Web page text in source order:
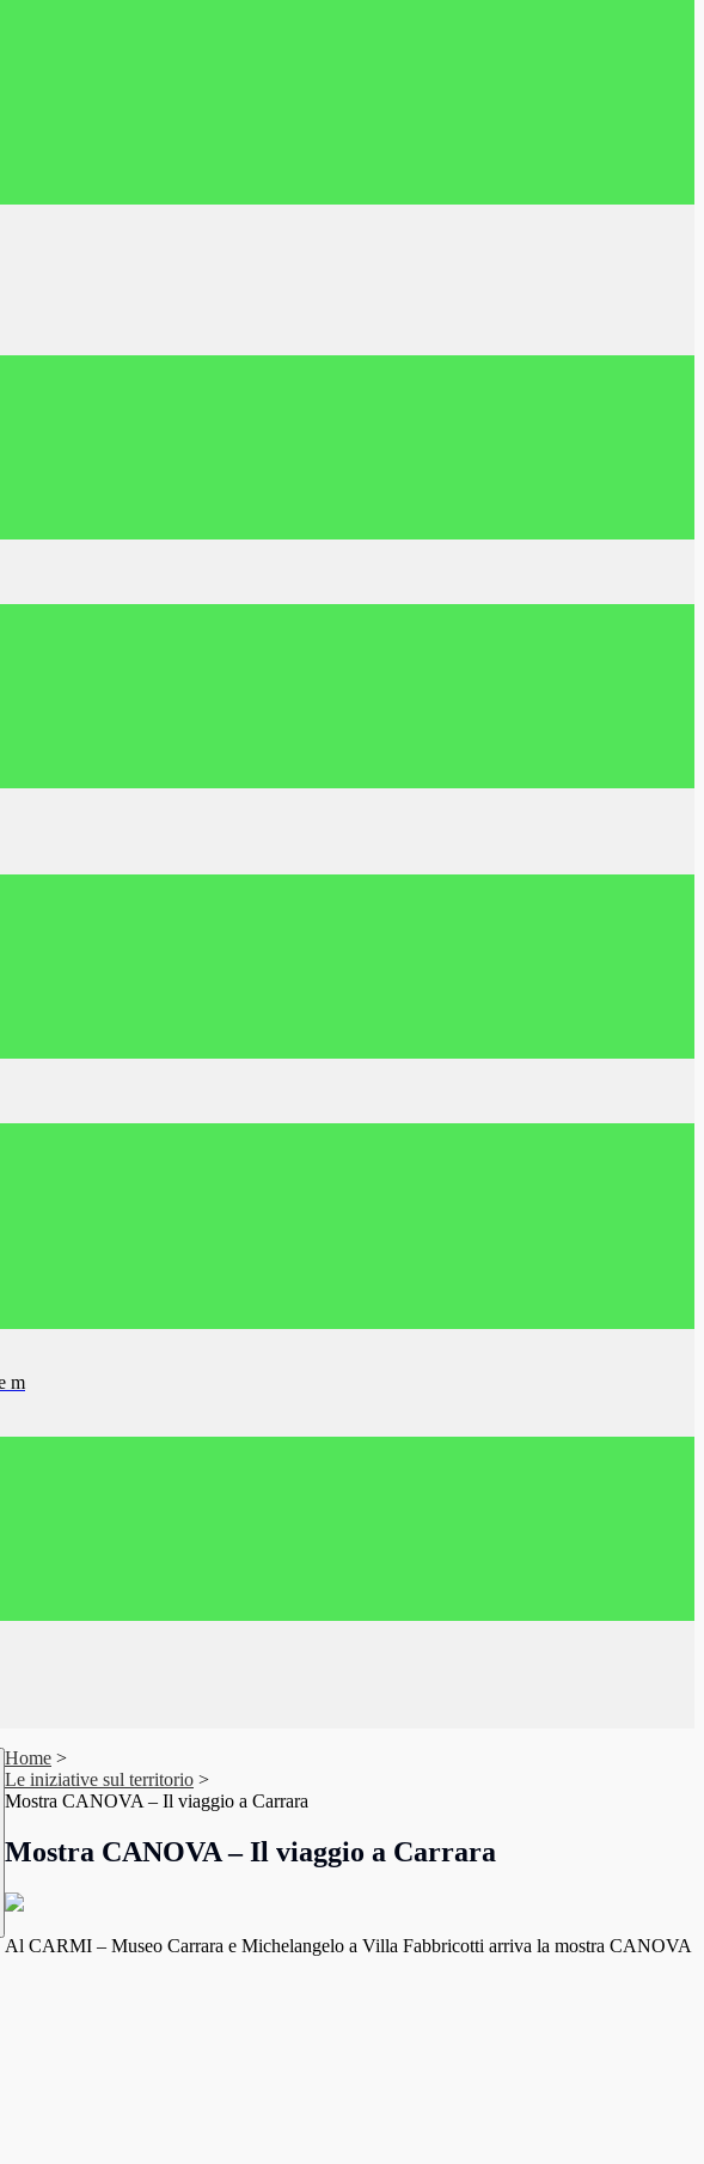
m
Home >
Le iniziative sul territorio >
Mostra CANOVA – Il viaggio a Carrara
Mostra CANOVA – Il viaggio a Carrara
Al CARMI – Museo Carrara e Michelangelo a Villa Fabbricotti arriva la mostra CANOVA